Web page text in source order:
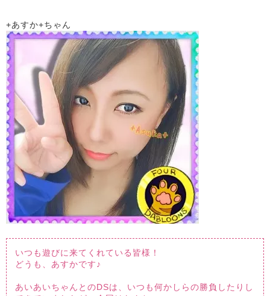
+あすか+ちゃん
いつも遊びに来てくれている皆様！
どうも、あすかです♪
あいあいちゃんとのDSは、いつも何かしらの勝負したりし